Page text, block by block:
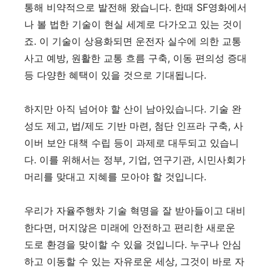
통해 비약적으로 발전해 왔습니다. 한때 SF영화에서
나 볼 법한 기술이 현실 세계로 다가오고 있는 것이
죠. 이 기술이 상용화되면 운전자 실수에 의한 교통
사고 예방, 원활한 교통 흐름 구축, 이동 편의성 증대
등 다양한 혜택이 있을 것으로 기대됩니다.
하지만 아직 넘어야 할 산이 남아있습니다. 기술 완
성도 제고, 법/제도 기반 마련, 첨단 인프라 구축, 사
이버 보안 대책 수립 등이 과제로 대두되고 있습니
다. 이를 위해서는 정부, 기업, 연구기관, 시민사회가
머리를 맞대고 지혜를 모아야 할 것입니다.
우리가 자율주행차 기술 혁명을 잘 받아들이고 대비
한다면, 머지않은 미래에 안전하고 편리한 새로운
도로 환경을 맞이할 수 있을 것입니다. 누구나 안심
하고 이동할 수 있는 자유로운 세상, 그것이 바로 자